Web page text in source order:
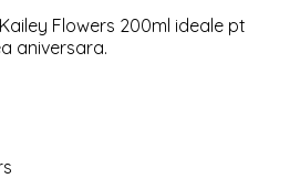
Flowers 200ml ideale pt
aniversara.